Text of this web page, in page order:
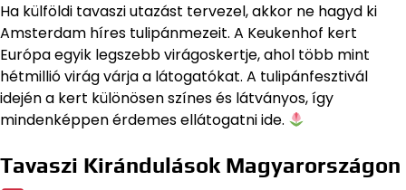
Ha külföldi tavaszi utazást tervezel, akkor ne hagyd ki
Amsterdam híres tulipánmezeit. A Keukenhof kert
Európa egyik legszebb virágoskertje, ahol több mint
hétmillió virág várja a látogatókat. A tulipánfesztivál
idején a kert különösen színes és látványos, így
mindenképpen érdemes ellátogatni ide.
Tavaszi Kirándulások Magyarországon